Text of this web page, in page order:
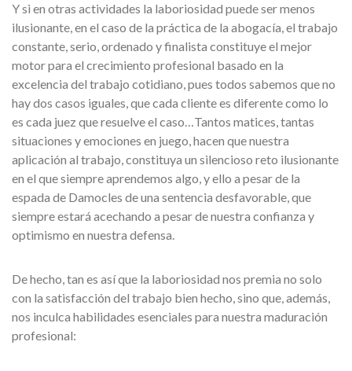
Y si en otras actividades la laboriosidad puede ser menos
ilusionante, en el caso de la práctica de la abogacía, el trabajo
constante, serio, ordenado y finalista constituye el mejor
motor para el crecimiento profesional basado en la
excelencia del trabajo cotidiano, pues todos sabemos que no
hay dos casos iguales, que cada cliente es diferente como lo
es cada juez que resuelve el caso…Tantos matices, tantas
situaciones y emociones en juego, hacen que nuestra
aplicación al trabajo, constituya un silencioso reto ilusionante
en el que siempre aprendemos algo, y ello a pesar de la
espada de Damocles de una sentencia desfavorable, que
siempre estará acechando a pesar de nuestra confianza y
optimismo en nuestra defensa.
De hecho, tan es así que la laboriosidad nos premia no solo
con la satisfacción del trabajo bien hecho, sino que, además,
nos inculca habilidades esenciales para nuestra maduración
profesional: